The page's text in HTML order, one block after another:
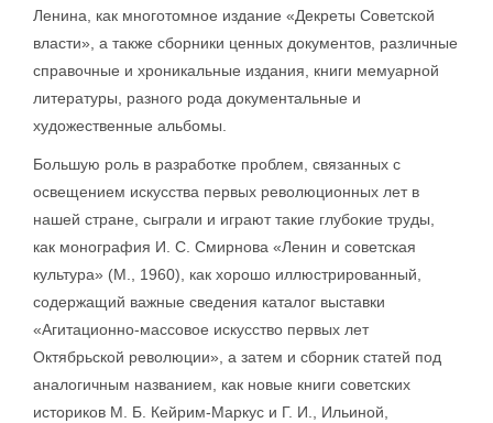
Ленина, как многотомное издание «Декреты Советской
власти», а также сборники ценных документов, различные
справочные и хроникальные издания, книги мемуарной
литературы, разного рода документальные и
художественные альбомы.
Большую роль в разработке проблем, связанных с
освещением искусства первых революционных лет в
нашей стране, сыграли и играют такие глубокие труды,
как монография И. С. Смирнова «Ленин и советская
культура» (М., 1960), как хорошо иллюстрированный,
содержащий важные сведения каталог выставки
«Агитационно-массовое искусство первых лет
Октябрьской революции», а затем и сборник статей под
аналогичным названием, как новые книги советских
историков М. Б. Кейрим-Маркус и Г. И., Ильиной,